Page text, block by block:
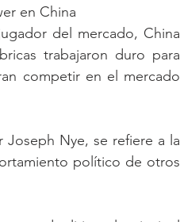
en China
del mercado, China
trabajaron duro para
competir en el mercado
Nye, se refiere a la
político de otros